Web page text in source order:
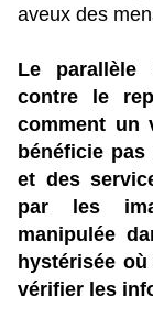
aveux des
Le parallèle
contre le
comment un
bénéficie
et des
par les
manipulée
hystérisée
vérifier les